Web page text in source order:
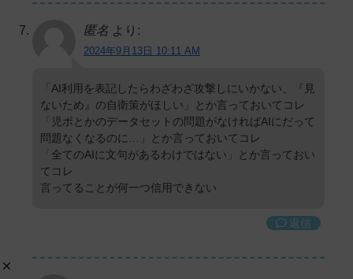
匿名 より:
2024年9月13日 10:11 AM
「AI利用を表記したらわざわざ攻撃しにいかない、『見
ないため』の自衛策がほしい」とか言っておいてコレ
「児ポとかのデータセットの問題がなければAIにだって
問題なくなるのに…」とか言っておいてコレ
「全てのAIに文句があるわけではない」とか言っておい
てコレ
言ってることが何一つ信用できない
返信